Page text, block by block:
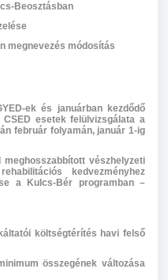
Beosztásban
megnevezés módosítás
ek és januárban kezdődő
esetek felülvizsgálata a
február folyamán, január 1-ig
meghosszabbított vészhelyzeti
kedvezményhez
a Kulcs-Bér programban –
költségtérítés havi felső
összegének változása